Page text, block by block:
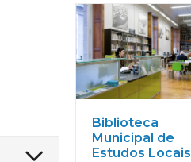
Biblioteca
Municipal de
Estudos Locais